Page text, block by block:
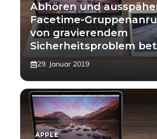
Abhören und
Facetime-
von gravierendem
Sicherheitsproblem
29. Januar 2019
APPLE